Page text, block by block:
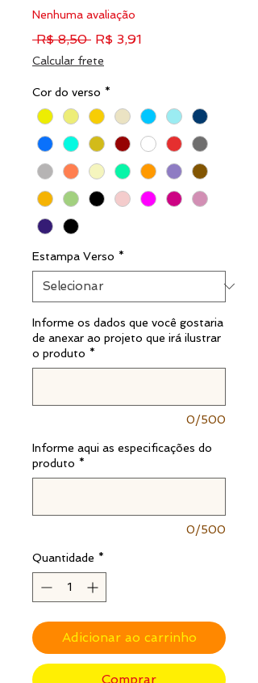
Nenhuma avaliação
R$ 8,50 Preço
R$ 3,91
Calcular frete
Cor do verso *
Estampa Verso *
Informe os dados que você gostaria
de anexar ao projeto que irá ilustrar
o produto *
0/500
Informe aqui as especificações do
produto *
0/500
Quantidade *
Adicionar ao carrinho
Comprar